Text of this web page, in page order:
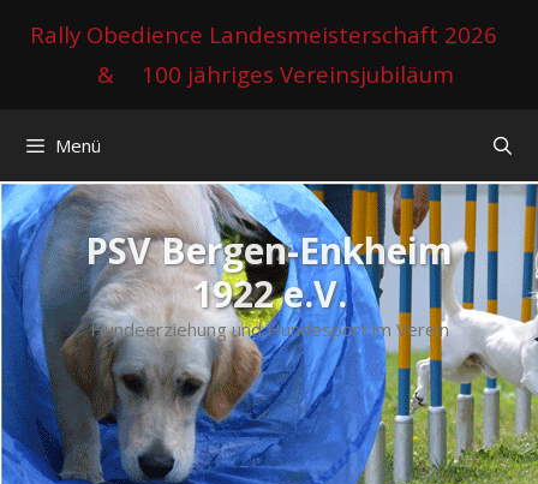
InhaltRally Obedience Landesmeisterschaft 2026
&
100 jähriges Vereinsjubiläum
Menü
PSV Bergen-Enkheim
1922 e.V.
Hundeerziehung und Hundesport im Verein